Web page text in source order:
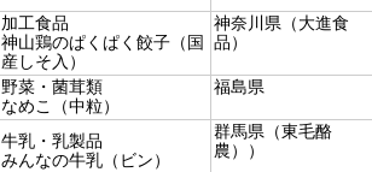
加工食品
神山鶏のぱくぱく餃子（国
産しそ入）
神奈川県（大進食
品）
野菜・菌茸類
なめこ（中粒）
福島県
牛乳・乳製品
みんなの牛乳（ビン）
群馬県（東毛酪
農））